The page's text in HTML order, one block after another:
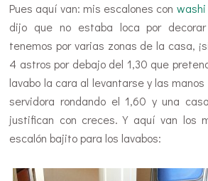
Pues aquí van: mis escalones con
dijo que no estaba loca por
tenemos por varias zonas de la casa,
4 astros por debajo del 1,30 que
lavabo la cara al levantarse y las
servidora rondando el 1,60 y una
justifican con creces. Y aquí van los
escalón bajito para los lavabos: